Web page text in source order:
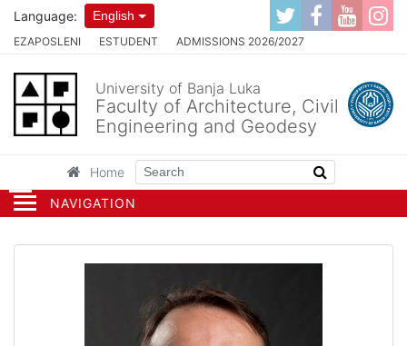
NAVIGATION
EZAPOSLENI ESTUDENT ADMISSIONS 2026/2027
Language: English
University of Banja Luka
Faculty of Architecture, Civil
Engineering and Geodesy
Home